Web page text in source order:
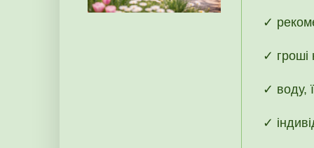
✓
✓ гроші
✓ воду,
✓